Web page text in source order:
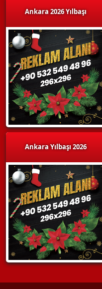
Ankara 2026 Yılbaşı
Ankara Yılbaşı 2026